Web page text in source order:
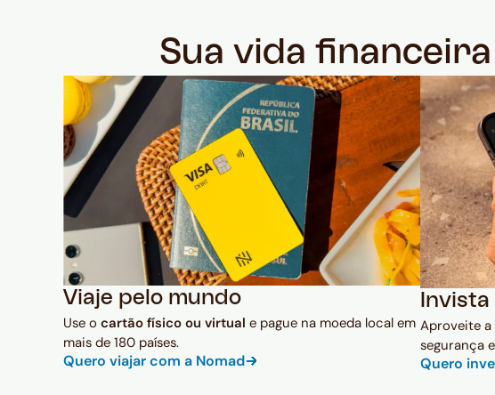
Sua vida
Viaje pelo mundo
Use o cartão físico ou virtual e pague na moeda local em
mais de 180 países.
Quero viajar com a Nomad
Aproveite a
segurança
Quero